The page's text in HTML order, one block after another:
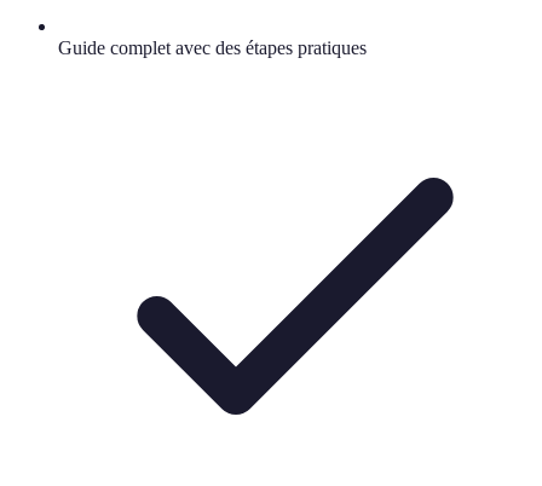
Guide complet avec des étapes pratiques